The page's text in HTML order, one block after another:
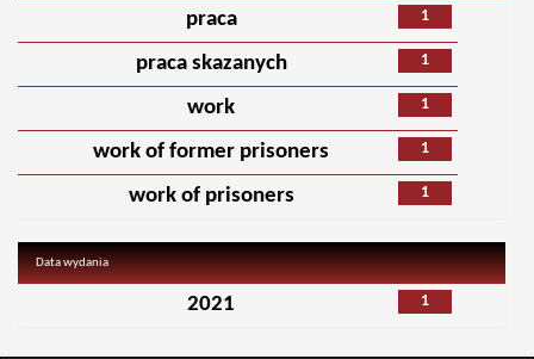
1
praca
1
praca skazanych
1
work
1
work of former prisoners
1
work of prisoners
Data wydania
1
2021